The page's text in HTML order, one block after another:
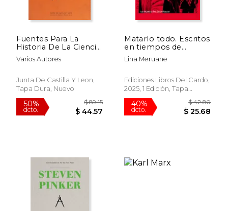
Fuentes Para La
Historia De La Ciencia
Y La TéCnica En La
Biblioteca Del Palacio
Varios Autores
Junta De Castilla Y Leon,
Tapa Dura, Nuevo
Matarlo todo. Escritos
en tiempos de
genocidio (libro
ilustrado por Raúl
Lina Meruane
Ediciones Libros Del Cardo,
2025, 1 Edición, Tapa
Blanda, Nuevo